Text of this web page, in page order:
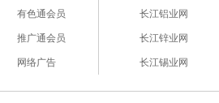
供应过剩叠加，沪镍或延续震荡
言，三大因素支撑
镍价回升：①
需求持续扩张；③全球供应链重
当前价格回调窗口，与印尼镍企
有色通会员
推广通会员
网络广告
长江铝业网
长江锌业网
长江锡业网